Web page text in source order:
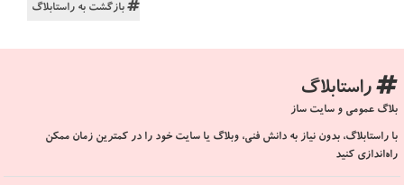
بازگشت به راستابلاگ
راستابلاگ
بلاگ عمومی و سایت ساز
با راستابلاگ، بدون نیاز به دانش فنی، وبلاگ یا سایت خود را در کمترین زمان ممکن
راه‌اندازی کنید